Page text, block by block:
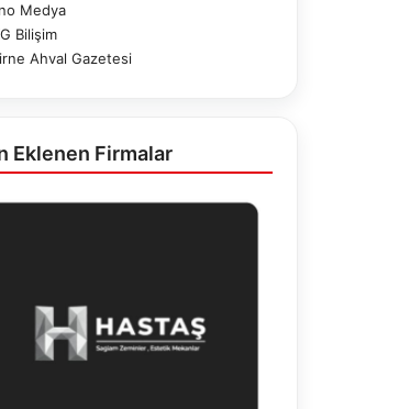
Medya
Bilişim
Ahval Gazetesi
Eklenen Firmalar